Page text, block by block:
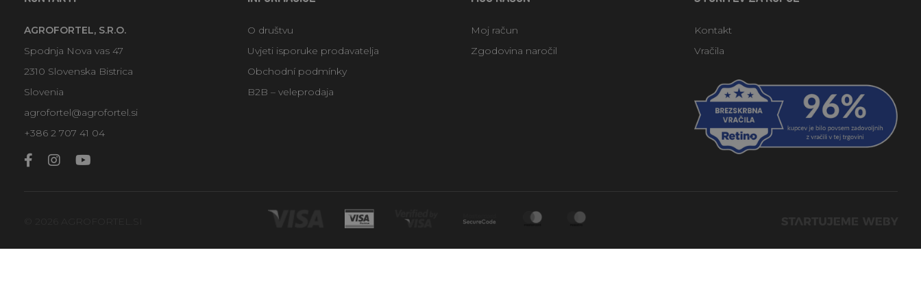
AGROFORTEL, S.R.O.
Spodnja Nova vas 47
2310 Slovenska Bistrica
Slovenia
agrofortel@agrofortel.si
+386 2 707 41 04
O društvu
Uvjeti isporuke prodavatelja
Obchodní podmínky
B2B – veleprodaja
Moj račun
Zgodovina naročil
Kontakt
Vračila